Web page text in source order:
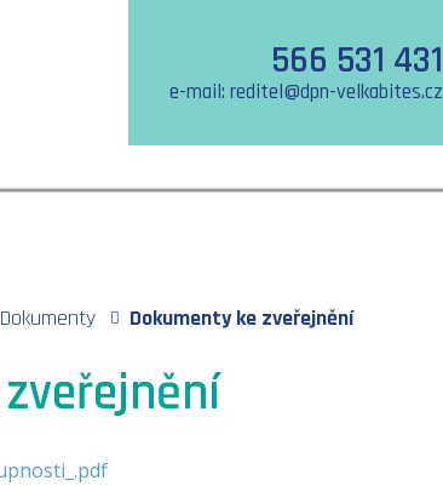
566 531 431
e-mail: reditel@dpn-velkabites.cz
Dokumenty Dokumenty ke zveřejnění